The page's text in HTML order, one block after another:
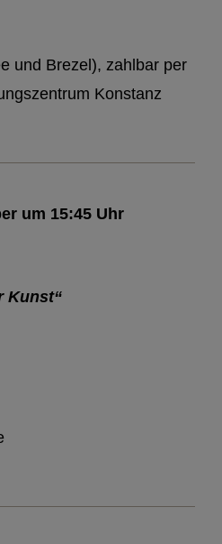
und Brezel), zahlbar per
Konstanz
um 15:45 Uhr
Kunst“